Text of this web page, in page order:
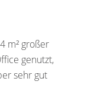
m² großer
genutzt,
sehr gut